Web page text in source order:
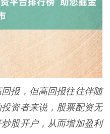
报，但高回报往往伴随
资者来说，股票配资无
股开户，从而增加盈利